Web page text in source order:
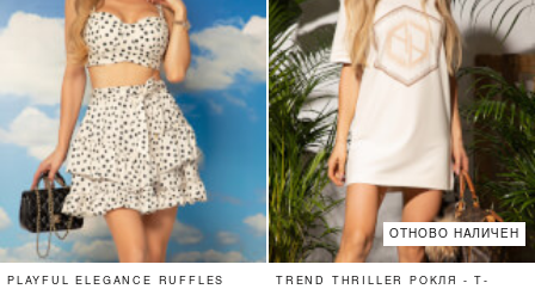
PLAYFUL ELEGANCE RUFFLES
ОТНОВО НАЛИЧЕН
TREND THRILLER РОКЛЯ - T-